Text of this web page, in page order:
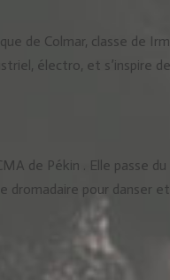
de Colmar, classe de
électro, et s’inspire
de Pékin . Elle passe
dromadaire pour danser